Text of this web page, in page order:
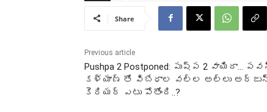
Share
Previous article
Pushpa 2 Postponed: పుష్ప 2 వాయిదా…
కళ్యాణ్ తో విబేధాల వల్ల అల్లు
కెరియర్ ఎటు పోతోంది..?